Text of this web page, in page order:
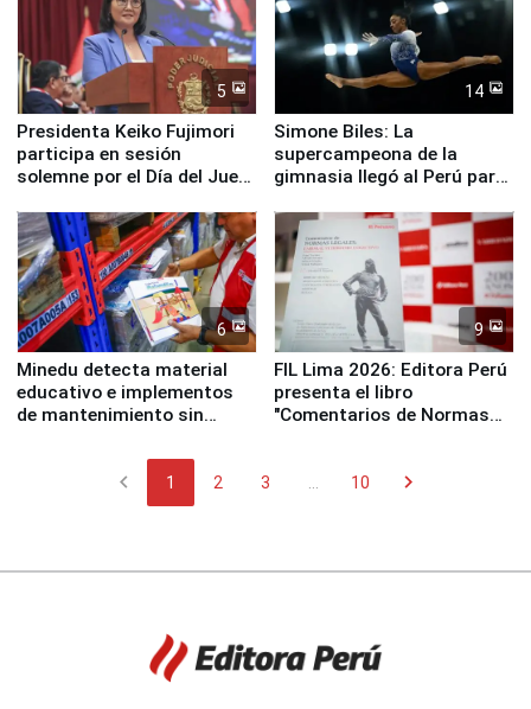
5
Presidenta Keiko Fujimori
participa en sesión
solemne por el Día del Juez
14
Simone Biles: La
supercampeona de la
gimnasia llegó al Perú para
Panamericanos Lima 2027
6
Minedu detecta material
educativo e implementos
de mantenimiento sin
9
FIL Lima 2026: Editora Perú
presenta el libro
"Comentarios de Normas
chevron_left 1 2 3 10 chevron_right